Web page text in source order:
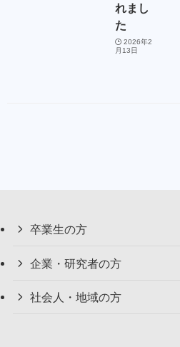
れまし
た
2026年2
月13日
卒業生の方
企業・研究者の方
社会人・地域の方